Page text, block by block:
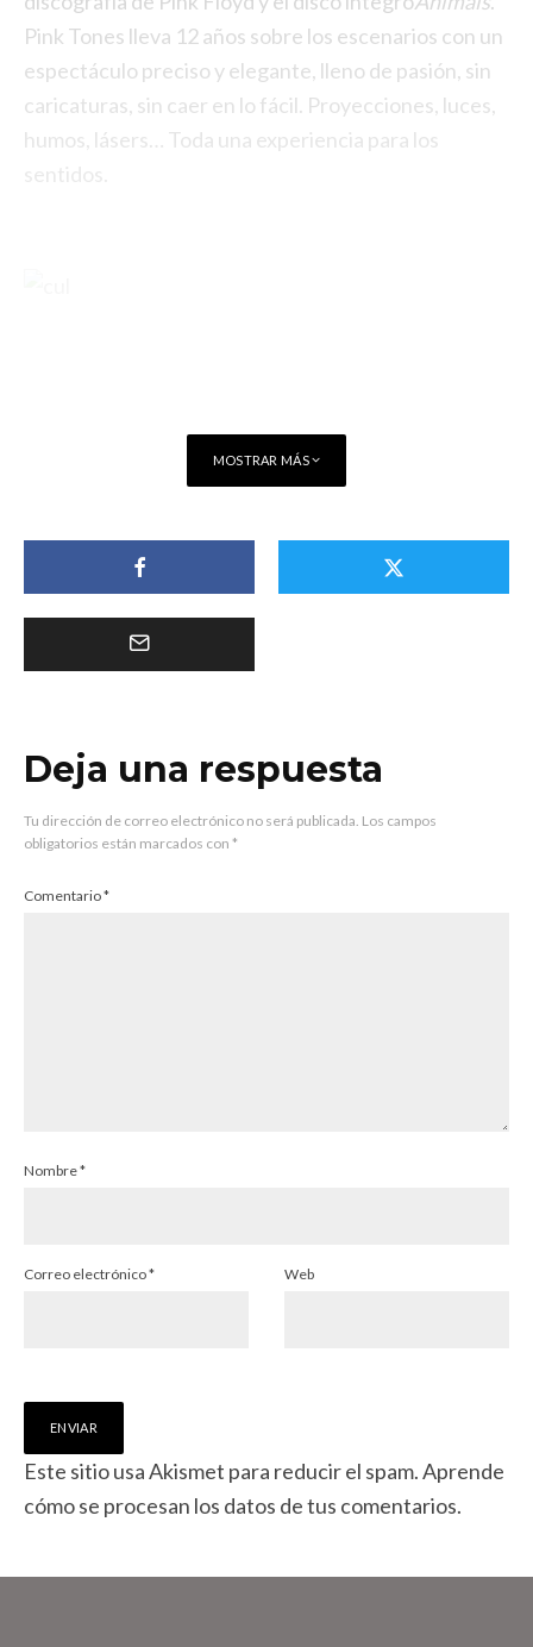
Pink Tones lleva 12 años sobre los escenarios con un
espectáculo preciso y elegante, lleno de pasión, sin
caricaturas, sin caer en lo fácil. Proyecciones, luces,
humos, lásers… Toda una experiencia para los
MOSTRAR MÁS
Deja una respuesta
Tu dirección de correo electrónico no será publicada. Los campos
obligatorios están marcados con *
Comentario*
Nombre*
Correo electrónico* Web
Este sitio usa Akismet para reducir el spam.Aprende
cómo se procesan los datos de tus comentarios.